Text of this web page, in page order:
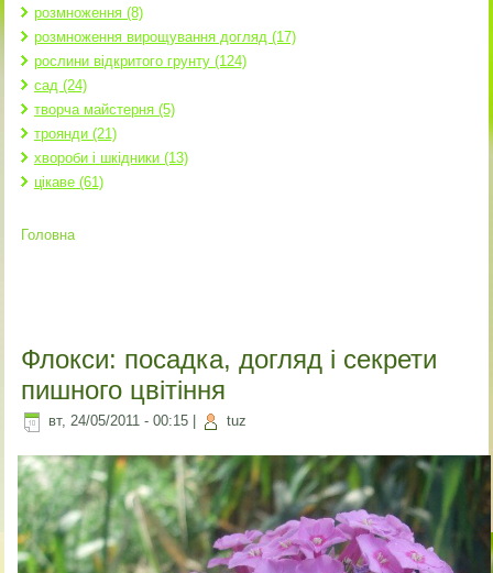
розмноження (8)
розмноження вирощування догляд (17)
рослини відкритого грунту (124)
сад (24)
творча майстерня (5)
троянди (21)
хвороби і шкідники (13)
цікаве (61)
Ви є тут
Головна
Флокси: посадка, догляд і секрети
пишного цвітіння
вт, 24/05/2011 - 00:15 tuz